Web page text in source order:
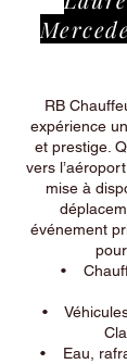
RB
expérience
et prestige.
vers
mise à
événement
•
• Véhicules
• Eau,